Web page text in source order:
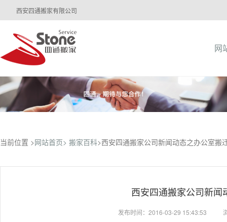
西安四通搬家有限公司
网
当前位置 >网站首页> 搬家百科>西安四通搬家公司新闻动态之办公室搬
西安四通搬家公司新
发布时间：2016-03-29 15:43:53